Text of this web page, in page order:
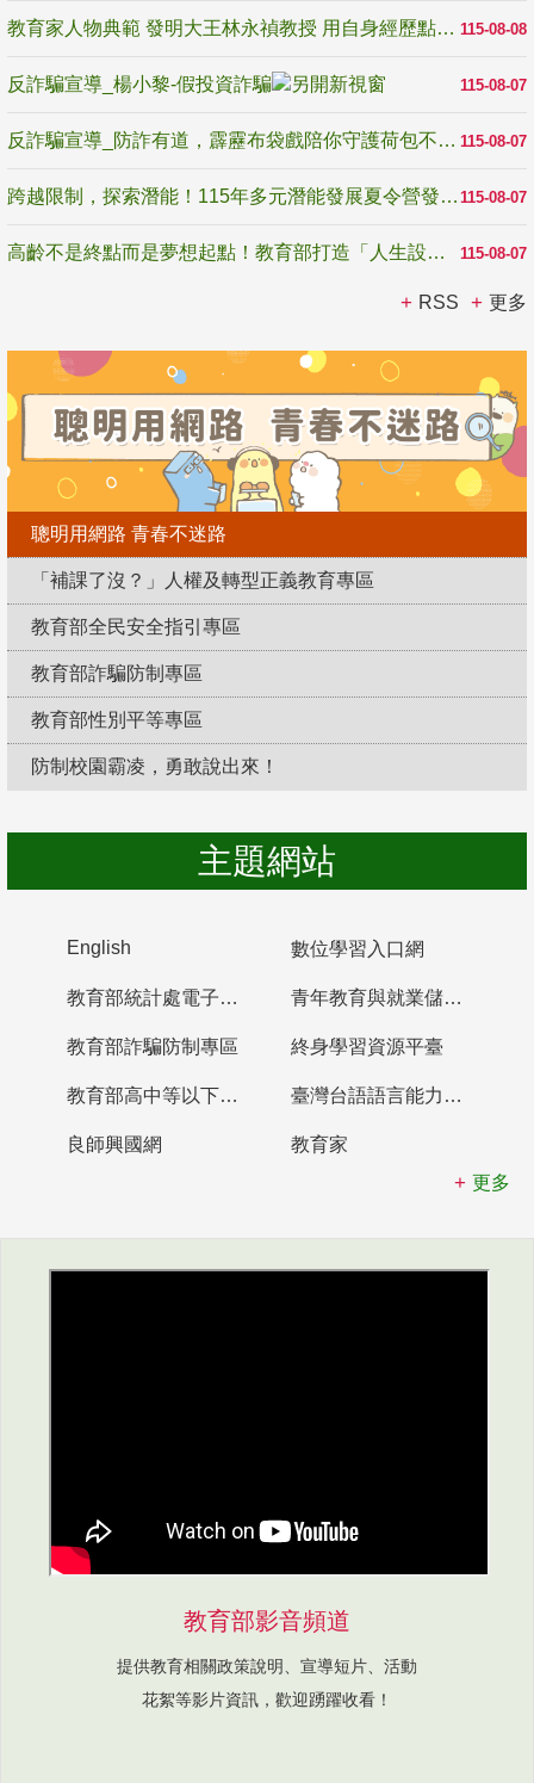
115-08-08
教育家人物典範 發明大王林永禎教授 用自身經歷點亮學生的路
115-08-07
反詐騙宣導_楊小黎-假投資詐騙
115-08-07
反詐騙宣導_防詐有道，霹靂布袋戲陪你守護荷包不受騙
115-08-07
跨越限制，探索潛能！115年多元潛能發展夏令營發掘生命無限可能
115-08-07
高齡不是終點而是夢想起點！教育部打造「人生設計夢工場」 參展第3屆高齡健康產業博覽會
RSS 更多
聰明用網路 青春不迷路
「補課了沒？」人權及轉型正義教育專區
教育部全民安全指引專區
教育部詐騙防制專區
教育部性別平等專區
防制校園霸凌，勇敢說出來！
主題網站
English 數位學習入口網
教育部統計處電子書櫃 青年教育與就業儲蓄帳戶
教育部詐騙防制專區 終身學習資源平臺
教育部高中等以下學校及幼兒園教師資格檢定考試 臺灣台語語言能力認證網站
良師興國網
教育家
更多
教育部影音頻道
提供教育相關政策說明、宣導短片、活動
花絮等影片資訊，歡迎踴躍收看！